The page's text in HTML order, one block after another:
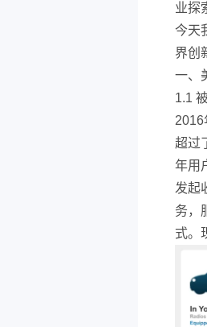
业探
今天
界创
一、
1.1
2016
超过
年用
发起
务，
式。